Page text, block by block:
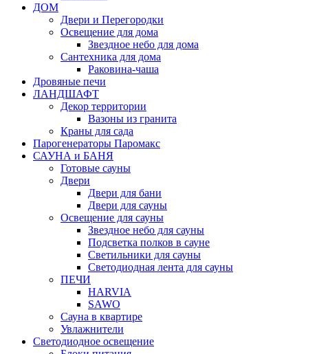
ДОМ
Двери и Перегородки
Освещение для дома
Звездное небо для дома
Сантехника для дома
Раковина-чаша
Дровяные печи
ЛАНДШАФТ
Декор территории
Вазоны из гранита
Краны для сада
Парогенераторы Паромакс
САУНА и БАНЯ
Готовые сауны
Двери
Двери для бани
Двери для сауны
Освещение для сауны
Звездное небо для сауны
Подсветка полков в сауне
Светильники для сауны
Светодиодная лента для сауны
ПЕЧИ
HARVIA
SAWO
Сауна в квартире
Увлажнители
Светодиодное освещение